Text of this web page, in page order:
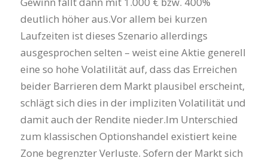
deutlich höher aus.Vor allem bei kurzen
Laufzeiten ist dieses Szenario allerdings
ausgesprochen selten – weist eine Aktie generell
eine so hohe Volatilität auf, dass das Erreichen
beider Barrieren dem Markt plausibel erscheint,
schlägt sich dies in der impliziten Volatilität und
damit auch der Rendite nieder.Im Unterschied
zum klassischen Optionshandel existiert keine
Zone begrenzter Verluste. Sofern der Markt sich